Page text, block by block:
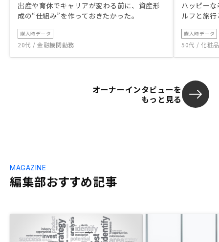
出産や育休でキャリアが変わる前に、資産形
成の“仕組み”を作っておきたかった。
購入時データ
20代 / 金融機関勤務
ハッピー
ルフと旅
購入時データ
50代 / 化粧
オーナーインタビューを
もっと見る
編集部おすすめ記事
MAGAZINE